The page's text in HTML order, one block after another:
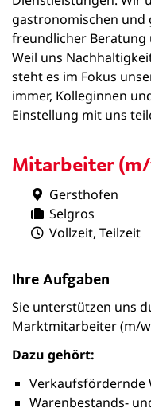
Mitarbeiter
Gersthofen
Selgros
Vollzeit, Teilzeit
gastronomischen und
freundlicher Beratung
Weil uns
steht es im Fokus
immer, Kolleginnen
Einstellung mit uns
Ihre Aufgaben
Sie unterstützen uns
Marktmitarbeiter (m/
Dazu gehört:
Verkaufsfördernde
Warenbestands-